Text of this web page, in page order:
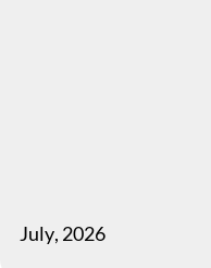
July, 2026